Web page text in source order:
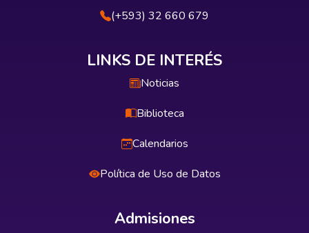
(+593) 32 660 679
LINKS DE INTERÉS
Noticias
Biblioteca
Calendarios
Política de Uso de Datos
Admisiones